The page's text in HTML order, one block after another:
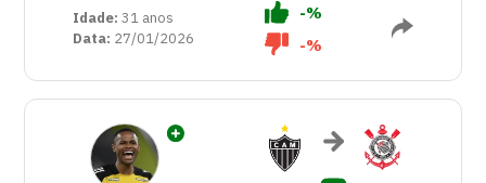
Idade: 31 anos
Data: 27/01/2026
-%
-%